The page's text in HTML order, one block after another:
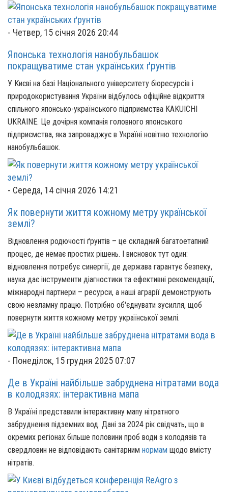
- Четвер, 15 січня 2026 20:44
Японська технологія нанобульбашок
покращуватиме стан українських ґрунтів
У Києві на базі Національного університету біоресурсів і
природокористування України відбулось офіційне відкриття
спільного японсько-українського підприємства KAKUICHI
UKRAINE. Це дочірня компанія головного японського
підприємства, яка запроваджує в Україні новітню технологію
нанобульбашок.
- Середа, 14 січня 2026 14:21
Як повернути життя кожному метру української
землі?
Відновлення родючості ґрунтів – це складний багатоетапний
процес, де немає простих рішень. І висновок тут один:
відновлення потребує синергії, де держава гарантує безпеку,
наука дає інструменти діагностики та ефективні рекомендації,
міжнародні партнери – ресурси, а наші аграрії демонструють
свою незламну працю. Потрібно об'єднувати зусилля, щоб
повернути життя кожному метру української землі.
- Понеділок, 15 грудня 2025 07:07
Де в Україні найбільше забруднена нітратами вода
в колодязях: інтерактивна мапа
В Україні представили інтерактивну мапу нітратного
забруднення підземних вод. Дані за 2024 рік свідчать, що в
окремих регіонах більше половини проб води з колодязів та
свердловин не відповідають санітарним нормам щодо вмісту
нітратів.